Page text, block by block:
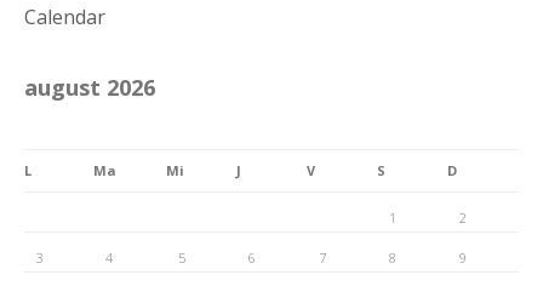
Calendar
august 2026
L Ma Mi J V S D
1 2
3 4 5 6 7 8 9